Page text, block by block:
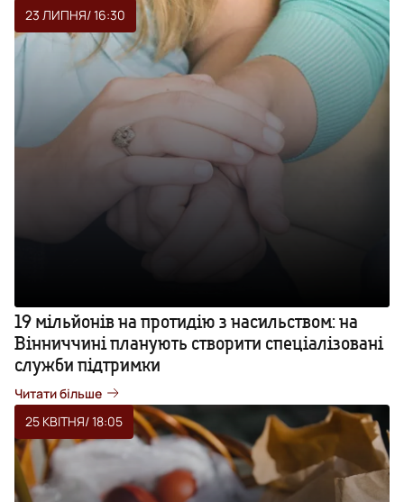
23 ЛИПНЯ/ 16:30
19 мільйонів на протидію з насильством: на
Вінниччині планують створити спеціалізовані
служби підтримки
Читати більше
25 КВІТНЯ/ 18:05